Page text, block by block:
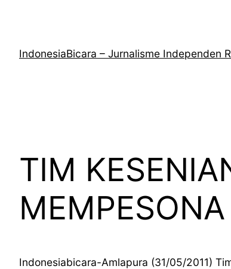
IndonesiaBicara – Jurnalisme Independen
TIM
Indonesiabicara-Amlapura (31/05/2011)